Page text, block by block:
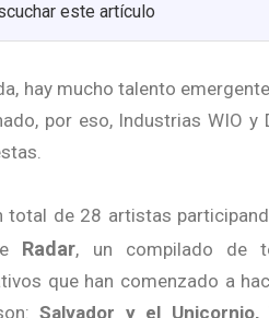
este artículo
hay mucho talento
por eso, Industrias WIO
total de 28 artistas
Radar, un compilado de
que han comenzado a
Salvador y el Unicornio,